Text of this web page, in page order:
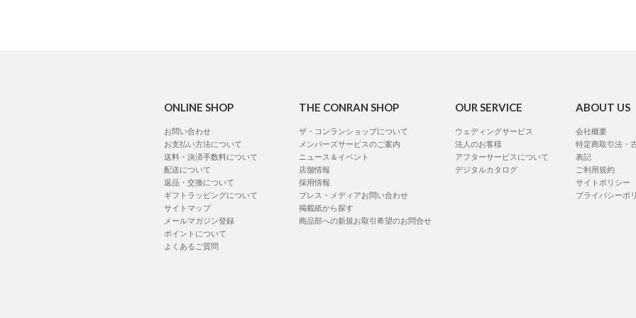
ONLINE SHOP
お問い合わせ
お支払い方法について
送料・決済手数料について
配送について
返品・交換について
ギフトラッピングについて
サイトマップ
メールマガジン登録
ポイントについて
よくあるご質問
THE CONRAN SHOP
ザ・コンランショップについて
メンバーズサービスのご案内
ニュース＆イベント
店舗情報
採用情報
プレス・メディアお問い合わせ
掲載紙から探す
商品部への新規お取引希望のお問合せ
OUR SERVICE
ウェディングサービス
法人のお客様
アフターサービスについて
デジタルカタログ
ABOUT US
会社概要
特定商取引法・
表記
ご利用規約
サイトポリシー
プライバシーポ